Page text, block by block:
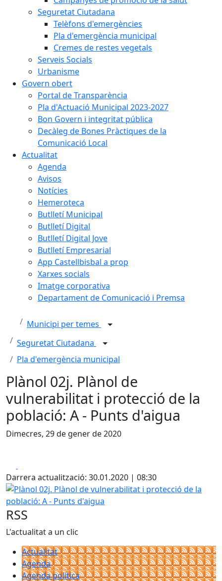
Seguretat Ciutadana
Telèfons d'emergències
Pla d'emergència municipal
Cremes de restes vegetals
Serveis Socials
Urbanisme
Govern obert
Portal de Transparència
Pla d'Actuació Municipal 2023-2027
Bon Govern i integritat pública
Decàleg de Bones Pràctiques de la
Comunicació Local
Actualitat
Agenda
Avisos
Notícies
Hemeroteca
Butlletí Municipal
Butlletí Digital
Butlletí Digital Jove
Butlletí Empresarial
App Castellbisbal a prop
Xarxes socials
Imatge corporativa
Departament de Comunicació i Premsa
Municipi per temes
Seguretat Ciutadana
Pla d'emergència municipal
Plànol 02j. Plànol de
vulnerabilitat i protecció de la
població: A - Punts d'aigua
Dimecres, 29 de gener de 2020
Darrera actualització: 30.01.2020 | 08:30
Plànol 02j. Plànol de vulnerabilitat i protecció de la
RSS
L'actualitat a un clic
Actualitat
Agenda
Agenda política